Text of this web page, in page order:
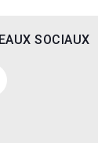
SOCIAUX